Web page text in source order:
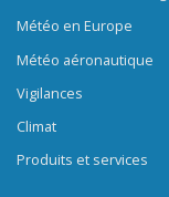
Météo en Europe
Météo aéronautique
Vigilances
Climat
Produits et services